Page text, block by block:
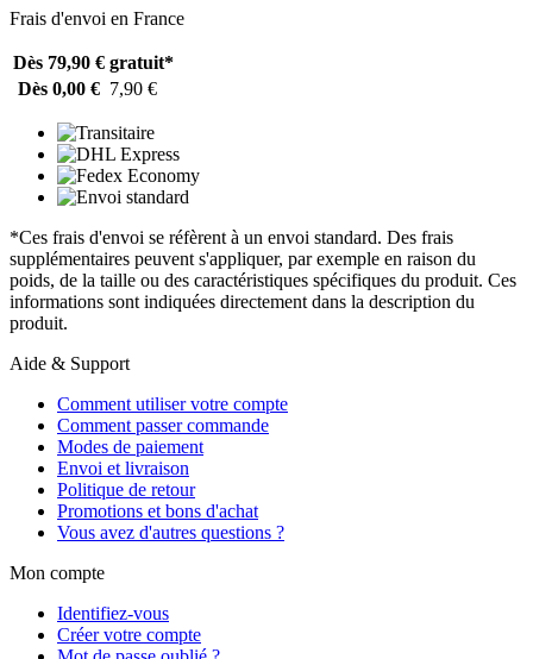
Frais d'envoi en France
Dès 79,90 € gratuit*
Dès 0,00 € 7,90 €
*Ces frais d'envoi se réfèrent à un envoi standard. Des frais
supplémentaires peuvent s'appliquer, par exemple en raison du
poids, de la taille ou des caractéristiques spécifiques du produit. Ces
informations sont indiquées directement dans la description du
produit.
Aide & Support
Comment utiliser votre compte
Comment passer commande
Modes de paiement
Envoi et livraison
Politique de retour
Promotions et bons d'achat
Vous avez d'autres questions ?
Mon compte
Identifiez-vous
Créer votre compte